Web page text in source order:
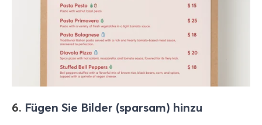
6. Fügen Sie Bilder (sparsam) hinzu